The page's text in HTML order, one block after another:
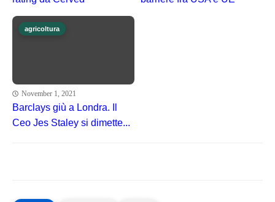
agricoltura
November 1, 2021
Barclays giù a Londra. Il
Ceo Jes Staley si dimette...